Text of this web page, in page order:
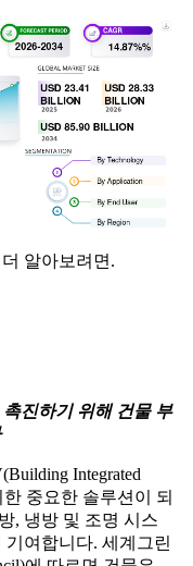
알아보려면.
진하기 위해 건물 부
Integrated
중요한 솔루션이 되
, 냉방 및 조명 시스
여합니다. 세계그린